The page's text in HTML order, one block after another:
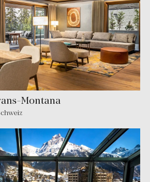
Montana